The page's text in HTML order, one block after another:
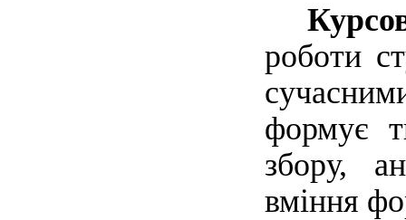
роботи
формує
збору,
вміння